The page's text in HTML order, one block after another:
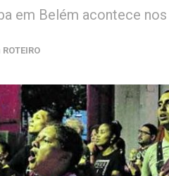
em Belém acontece
ROTEIRO